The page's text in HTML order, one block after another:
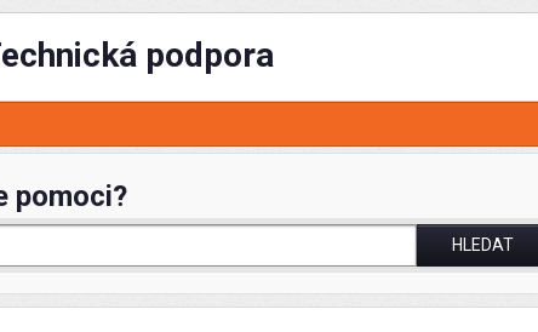
podpora
pomoci?
HLEDAT